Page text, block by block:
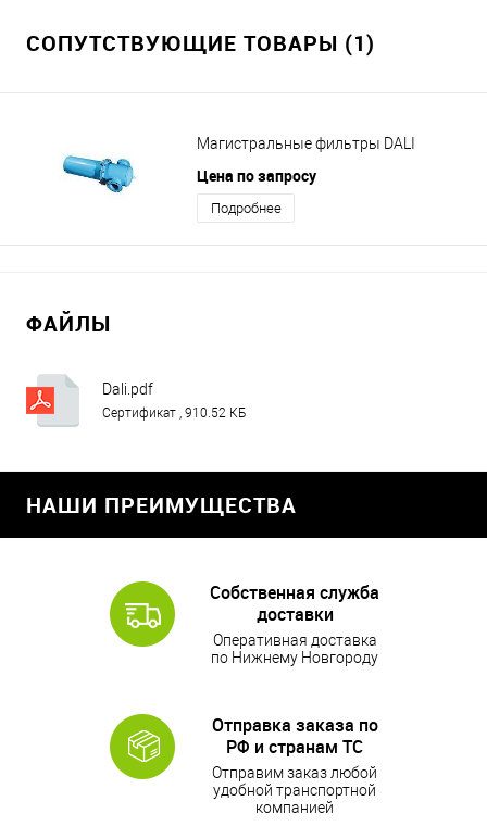
СОПУТСТВУЮЩИЕ ТОВАРЫ (1)
Магистральные фильтры DALI
Цена по запросу
Подробнее
ФАЙЛЫ
Dali.pdf
Сертификат , 910.52 КБ
НАШИ ПРЕИМУЩЕСТВА
Собственная служба
доставки
Оперативная доставка
по Нижнему Новгороду
Отправка заказа по
РФ и странам ТС
Отправим заказ любой
удобной транспортной
компанией